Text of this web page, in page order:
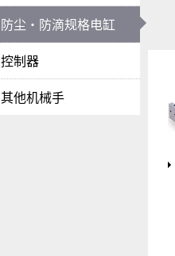
防尘・防滴规格电缸
控制器
其他机械手